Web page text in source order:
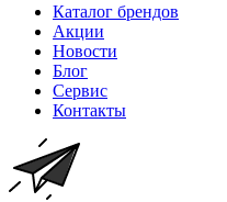
Каталог брендов
Акции
Новости
Блог
Сервис
Контакты